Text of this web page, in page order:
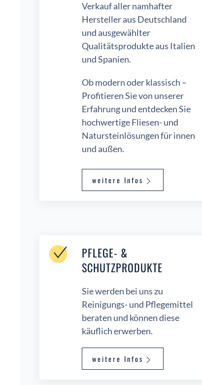
Verkauf aller namhafter
Hersteller aus Deutschland
und ausgewählter
Qualitätsprodukte aus Italien
und Spanien.
Ob modern oder klassisch –
Profitieren Sie von unserer
Erfahrung und entdecken Sie
hochwertige Fliesen- und
Natursteinlösungen für innen
und außen.
weitere Infos
PFLEGE- &
SCHUTZPRODUKTE
Sie werden bei uns zu
Reinigungs- und Pflegemittel
beraten und können diese
käuflich erwerben.
weitere Infos